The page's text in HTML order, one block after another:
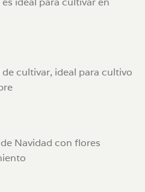
cultivar, ideal para cultivo
Navidad con flores